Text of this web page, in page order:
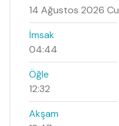
14 Ağustos 2026 Cu
İmsak
04:44
Öğle
12:32
Akşam